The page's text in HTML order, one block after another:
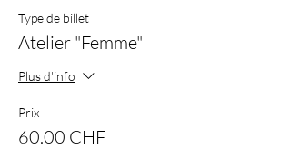
Type de billet
Atelier "Femme"
Plus d'info
Prix
60.00 CHF